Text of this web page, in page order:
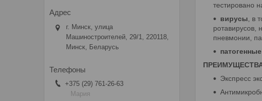
тестировано
вирусы , в
ротавирусов,
пневмонии,
Экспресс
г. Минск, улица
Машиностроителей, 29/1, 220118,
Минск, Беларусь
+375 (29) 761-26-63
Мария